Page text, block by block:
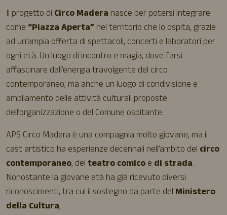
Il progetto di Circo Madera nasce per potersi integrare
come “Piazza Aperta” nel territorio che lo ospita, grazie
ad un’ampia offerta di spettacoli, concerti e laboratori per
ogni età. Un luogo di incontro e magia, dove farsi
affascinare dall’energia travolgente del circo
contemporaneo, ma anche un luogo di condivisione e
ampliamento delle attività culturali proposte
dell’organizzazione o del Comune ospitante.
APS Circo Madera è una compagnia molto giovane, ma il
cast artistico ha esperienze decennali nell’ambito del circo
contemporaneo, del teatro comicoe di strada.
Nonostante la giovane età ha già ricevuto diversi
riconoscimenti, tra cui il sostegno da parte del Ministero
della Cultura,